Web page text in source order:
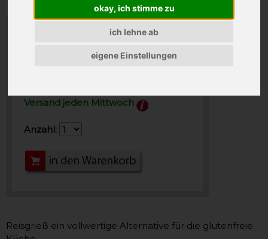
okay, ich stimme zu
ich lehne ab
eigene Einstellungen
Preis inkl. MwSt., zzgl. VSK
Versand jeden Mittwoch
Anzahl:
Reisgrieß ein vollwertige Alternative für die glutenfreie